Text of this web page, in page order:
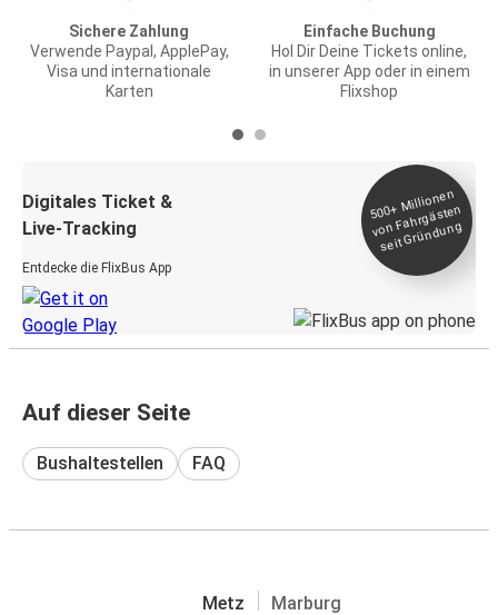
Sichere Zahlung
Verwende Paypal, ApplePay,
Visa und internationale
Karten
Einfache Buchung
Hol Dir Deine Tickets online,
in unserer App oder in einem
Flixshop
Digitales Ticket &
Live-Tracking
Entdecke die FlixBus App
500+
Millionen
von Fahrgästen
seit
Gründung
Auf dieser Seite
Bushaltestellen FAQ
Metz Marburg